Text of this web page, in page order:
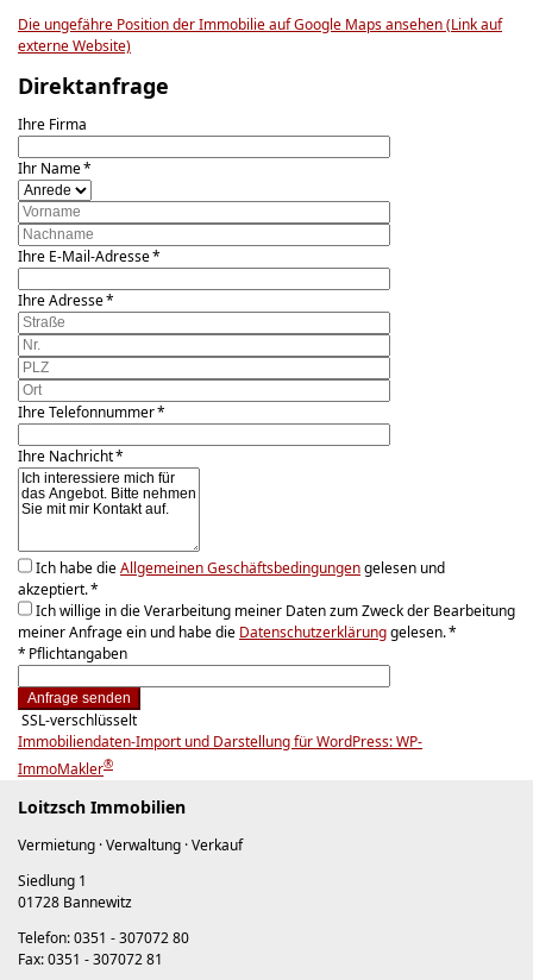
Die ungefähre Position der Immobilie auf Google Maps ansehen (Link auf
externe Website)
Direktanfrage
Ihre Firma
Ihr Name *
Ihre E-Mail-Adresse *
Ihre Adresse *
Ihre Telefonnummer *
Ihre Nachricht *
Ich habe dieAllgemeinen Geschäftsbedingungengelesen und
akzeptiert. *
Ich willige in die Verarbeitung meiner Daten zum Zweck der Bearbeitung
meiner Anfrage ein und habe die Datenschutzerklärunggelesen. *
* Pflichtangaben
Anfrage senden
SSL-verschlüsselt
Immobiliendaten-Import und Darstellung für WordPress: WP-
ImmoMakler®
Loitzsch Immobilien
Vermietung · Verwaltung · Verkauf
Siedlung 1
01728 Bannewitz
Telefon: 0351 - 307072 80
Fax: 0351 - 307072 81